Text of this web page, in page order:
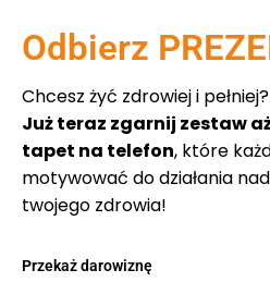
Odbierz
Chcesz żyć zdrowiej i pełniej?
Już teraz zgarnij zestaw
tapet na telefon, które
motywować do działania
twojego zdrowia!
Przekaż darowiznę